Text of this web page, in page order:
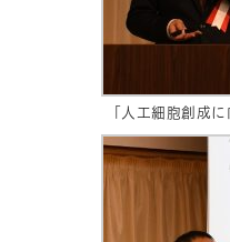
「人工細胞創成